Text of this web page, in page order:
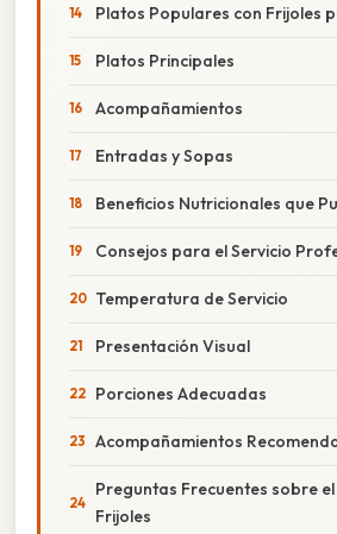
Platos Populares con Frijoles
Platos Principales
Acompañamientos
Entradas y Sopas
Beneficios Nutricionales que
Consejos para el Servicio
Temperatura de Servicio
Presentación Visual
Porciones Adecuadas
Acompañamientos
Preguntas Frecuentes sobre
Frijoles